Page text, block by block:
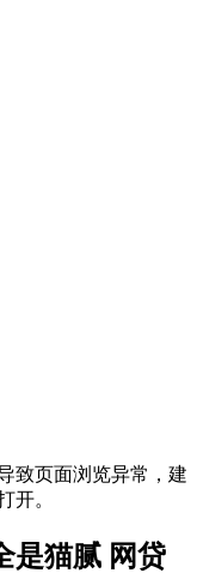
致页面浏览异常，建
开。
是猫腻 网贷